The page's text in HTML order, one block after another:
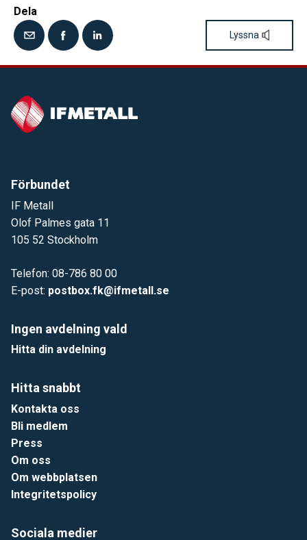
Dela
Lyssna
Förbundet
IF Metall
Olof Palmes gata 11
105 52 Stockholm
Telefon: 08-786 80 00
E-post: postbox.fk@ifmetall.se
Ingen avdelning vald
Hitta din avdelning
Hitta snabbt
Kontakta oss
Bli medlem
Press
Om oss
Om webbplatsen
Integritetspolicy
Sociala medier